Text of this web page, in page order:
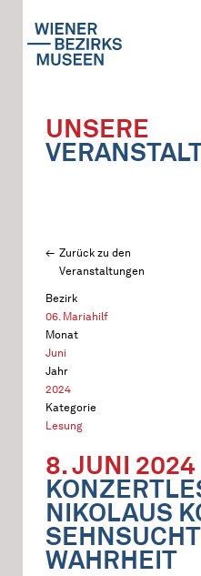
UNSERE
Zurück zu den
Veranstaltungen
Bezirk
06. Mariahilf
Monat
Juni
Jahr
2024
Kategorie
Lesung
8. JUNI 2024
NIKOLAUS
WAHRHEIT